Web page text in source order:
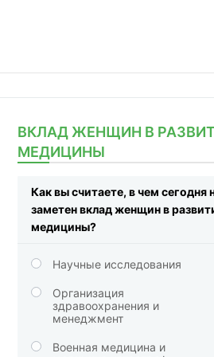
ВКЛАД ЖЕНЩИН В
МЕДИЦИНЫ
Как вы считаете, в чем сегодня
заметен вклад женщин в
медицины?
Научные исследования
Организация
здравоохранения и
менеджмент
Военная медицина и